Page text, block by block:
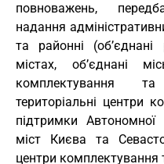
повноважень,
надання
та районні (об’єднані
містах, об’єднані
комплектування
територіальні центри
підтримки Автономної
міст Києва та
центри комплектування